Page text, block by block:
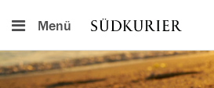
Menü